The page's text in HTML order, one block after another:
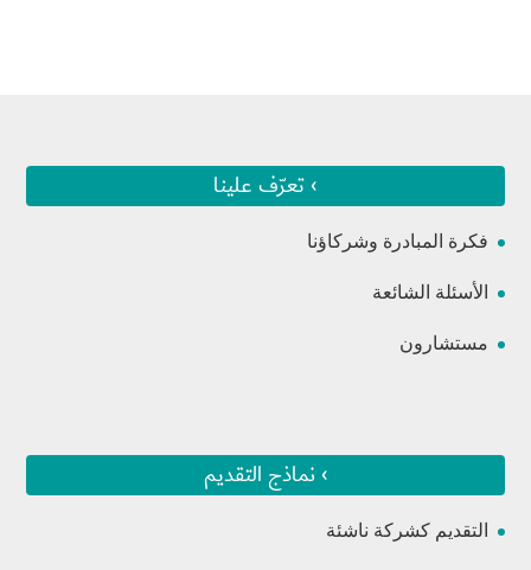
› تعرّف علينا
فكرة المبادرة وشركاؤنا
الأسئلة الشائعة
مستشارون
› نماذج التقديم
التقديم كشركة ناشئة